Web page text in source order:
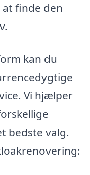
finde den
kan du
Vi hjælper
bedste valg.